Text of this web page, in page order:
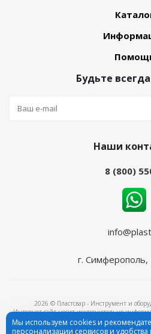
Будьте
Наши
8 (800)
г. Симферополь,
2026 © Пластсвар - Инструмент и
Интернет-сайт носит исключительно
объектом рекламы и ни при каких условиях
определяемой положениями ч.2 ст.437
Мы используем cookies и
персонализации сервисов и